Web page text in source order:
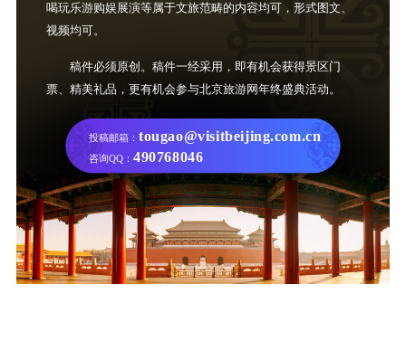
喝玩乐游购娱展演等属于文旅范畴的内容均可，形式图文、
视频均可。
稿件必须原创。稿件一经采用，即有机会获得景区门
票、精美礼品，更有机会参与北京旅游网年终盛典活动。
投稿邮箱： tougao@visitbeijing.com.cn
咨询QQ： 490768046